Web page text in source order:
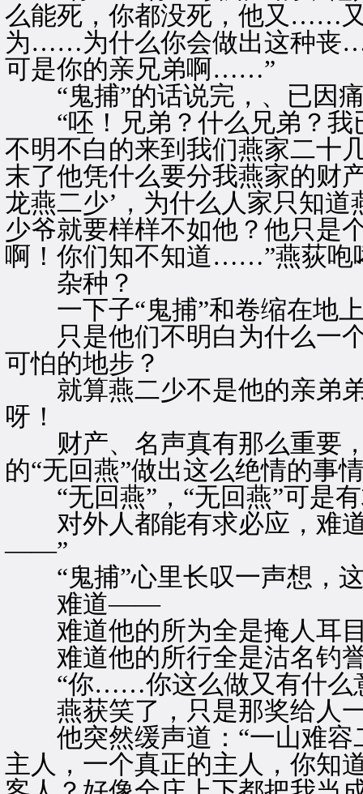
么能死，你都没死，他又……
为……为什么你会做出这种
可是你的亲兄弟啊……”
“鬼捕”的话说完，、已因痛
“呸！兄弟？什么兄弟？我
不明不白的来到我们燕家二十
末了他凭什么要分我燕家的财
龙燕二少’，为什么人家只知
少爷就要样样不如他？他只是
啊！你们知不知道……”燕荻咆
杂种？
一下子“鬼捕”和卷缩在地上
只是他们不明白为什么一个
可怕的地步？
就算燕二少不是他的亲弟弟
呀！
财产、名声真有那么重要，
的“无回燕”做出这么绝情的事
“无回燕”，“无回燕”可是有
对外人都能有求必应，难道
——”
“鬼捕”心里长叹一声想，这
难道——
难道他的所为全是掩人耳
难道他的所行全是沽名钓
“你……你这么做又有什么意
燕获笑了，只是那奖给人
他突然缓声道：“一山难容
主人，一个真正的主人，你知